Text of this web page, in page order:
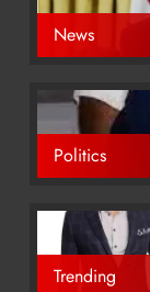
News
Politics
Trending